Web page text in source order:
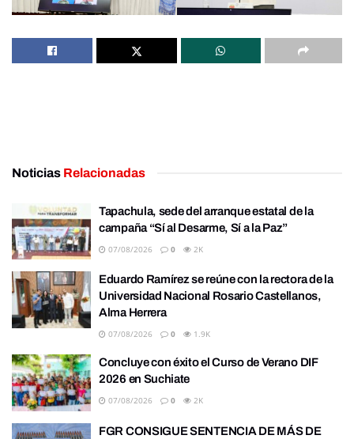
Noticias Relacionadas
Tapachula, sede del arranque estatal de la
campaña “Sí al Desarme, Sí a la Paz”
07/08/2026 0 2K
Eduardo Ramírez se reúne con la rectora de la
Universidad Nacional Rosario Castellanos,
Alma Herrera
07/08/2026 0 1.9K
Concluye con éxito el Curso de Verano DIF
2026 en Suchiate
07/08/2026 0 2K
FGR CONSIGUE SENTENCIA DE MÁS DE